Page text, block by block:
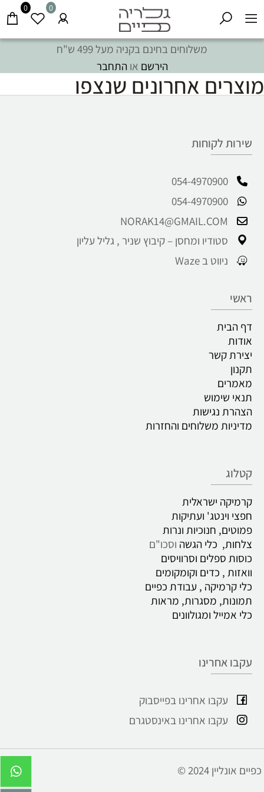
משלוחים בחינם בקניה מעל 499 ש"ח
הירשם או התחבר
0 0
מוצרים אחרונים שנצפו
שירות לקוחות
054-4970900
054-4970900
NORAK14@GMAIL.COM
סטודיו ומחסן – קיבוץ שניר , גליל עליון
ניווט ב Waze
ראשי
דף הבית
אודות
יצירת קשר
תקנון
מאמרים
תנאי שימוש
הצהרת נגישות
מדיניות משלוחים והחזרות
קטלוג
קרמיקה ישראלית
חפצי וינטג' ועתיקות
פמוטים, חנוכיות ונרות
צלחות, כלי הגשה וסכו"ם
כוסות ספלים וסרוויסים
וואזות , כדים וקומקומים
כלי קרמיקה , עבודת כפיים
תמונות, מסגרות, מראות
כלי אמייל ומגולוונים
עקבו אחרינו
עקבו אחרינו בפייסבוק
עקבו אחרינו באינסטגרם
© 2024 כפיים אונליין